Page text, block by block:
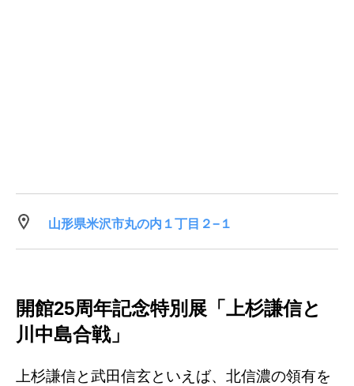
山形県米沢市丸の内１丁目２−１
開館25周年記念特別展「上杉謙信と
川中島合戦」
上杉謙信と武田信玄といえば、北信濃の領有を